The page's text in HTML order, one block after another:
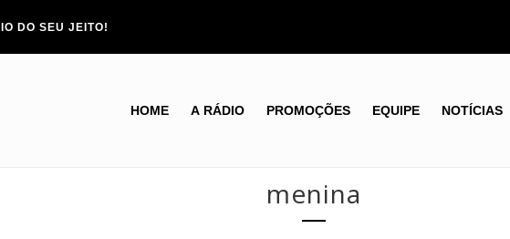
DO SEU JEITO!
HOME A RÁDIO PROMOÇÕES EQUIPE NOTÍCIAS
menina